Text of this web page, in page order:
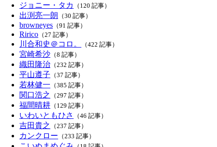
ジョニー・タカ （120 記事）
出渕亮一朗 （30 記事）
browneyes （91 記事）
Ririco （27 記事）
川合和史＠コロ。 （422 記事）
宮崎希沙 （8 記事）
織田隆治 （232 記事）
平山遵子 （37 記事）
若林健一 （385 記事）
関口浩之 （297 記事）
福間晴耕 （129 記事）
いわいともひさ （46 記事）
吉田貴之 （237 記事）
カンクロー （233 記事）